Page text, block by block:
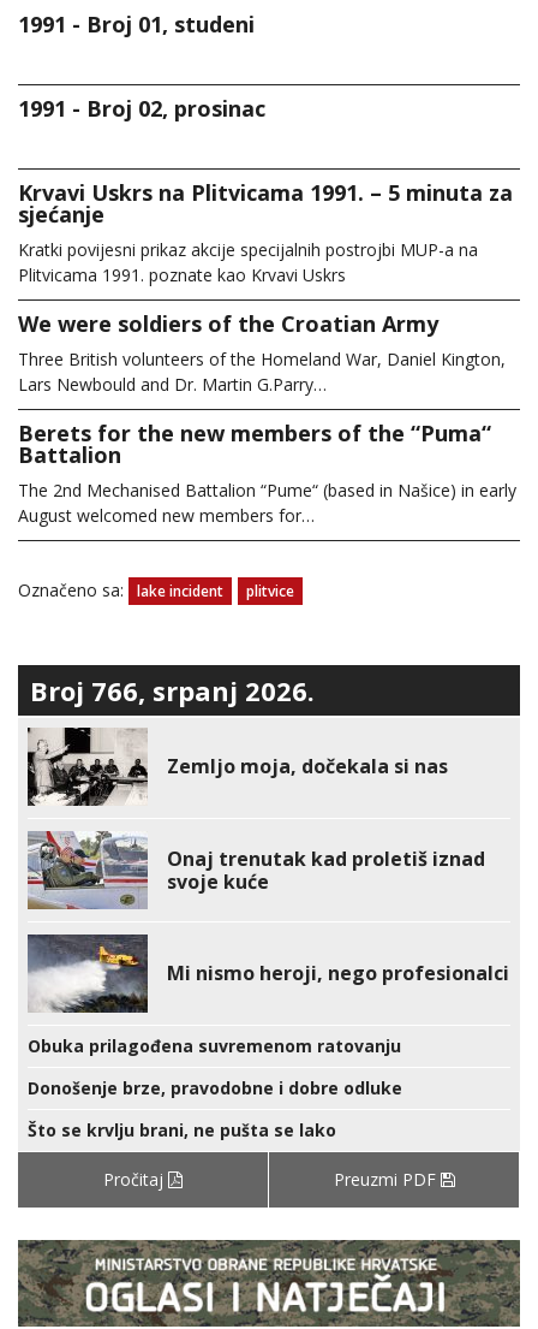
1991 - Broj 01, studeni
1991 - Broj 02, prosinac
Krvavi Uskrs na Plitvicama 1991. – 5 minuta za
sjećanje
Kratki povijesni prikaz akcije specijalnih postrojbi MUP-a na
Plitvicama 1991. poznate kao Krvavi Uskrs
We were soldiers of the Croatian Army
Three British volunteers of the Homeland War, Daniel Kington,
Lars Newbould and Dr. Martin G.Parry…
Berets for the new members of the “Puma“
Battalion
The 2nd Mechanised Battalion “Pume“ (based in Našice) in early
August welcomed new members for…
Označeno sa: lake incident plitvice
Broj 766, srpanj 2026.
Zemljo moja, dočekala si nas
Onaj trenutak kad proletiš iznad
svoje kuće
Mi nismo heroji, nego profesionalci
Obuka prilagođena suvremenom ratovanju
Donošenje brze, pravodobne i dobre odluke
Što se krvlju brani, ne pušta se lako
Pročitaj Preuzmi PDF